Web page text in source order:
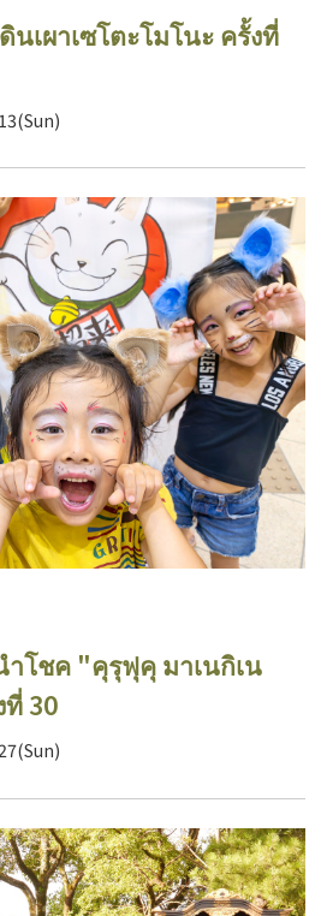
นเผาเซโตะโมโนะ ครั้งที่
โชค "คุรุฟุคุ มาเนกิเน
30